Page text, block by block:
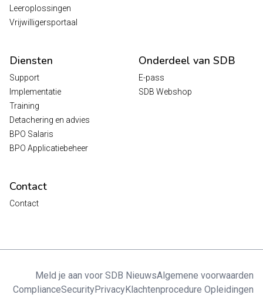
Leeroplossingen
Vrijwilligersportaal
Diensten
Support
Implementatie
Training
Detachering en advies
BPO Salaris
BPO Applicatiebeheer
Onderdeel van SDB
E-pass
SDB Webshop
Contact
Contact
Meld je aan voor SDB NieuwsAlgemene voorwaarden
ComplianceSecurityPrivacyKlachtenprocedure Opleidingen